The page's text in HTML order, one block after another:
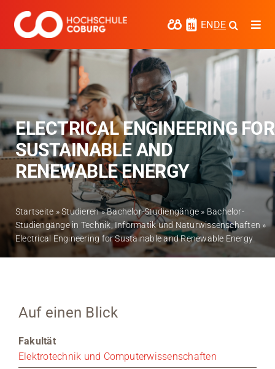
Inhalt
springen
ENDE
Studieren
Kooperieren
Hochschule Coburg
Regionalentwicklung
Entdecke die Region
Informationen für …
News
ELECTRICAL ENGINEERING FOR
SUSTAINABLE AND
RENEWABLE ENERGY
Startseite »Studieren»Bachelor-Studiengänge » Bachelor-
Studiengänge in Technik, Informatik und Naturwissenschaften »
Electrical Engineering for Sustainable and Renewable Energy
Auf einen Blick
Fakultät
Elektrotechnik und Computerwissenschaften